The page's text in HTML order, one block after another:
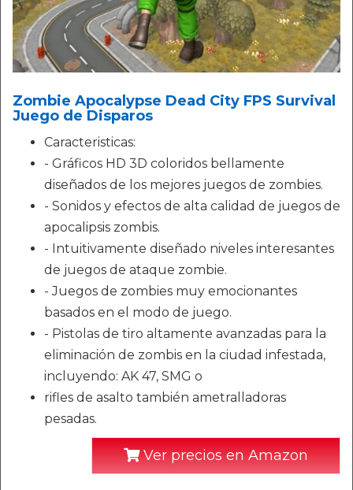
Zombie Apocalypse Dead City FPS Survival
Juego de Disparos
Caracteristicas:
- Gráficos HD 3D coloridos bellamente
diseñados de los mejores juegos de zombies.
- Sonidos y efectos de alta calidad de juegos de
apocalipsis zombis.
- Intuitivamente diseñado niveles interesantes
de juegos de ataque zombie.
- Juegos de zombies muy emocionantes
basados en el modo de juego.
- Pistolas de tiro altamente avanzadas para la
eliminación de zombis en la ciudad infestada,
incluyendo: AK 47, SMG o
rifles de asalto también ametralladoras
pesadas.
Ver precios en Amazon